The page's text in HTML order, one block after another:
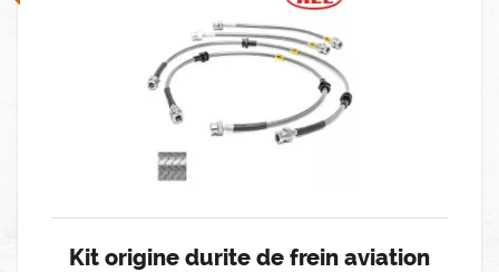
Kit origine durite de frein aviation